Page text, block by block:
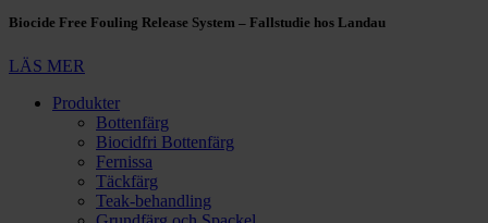
Biocide Free Fouling Release System – Fallstudie hos Landau
LÄS MER
Produkter
Bottenfärg
Biocidfri Bottenfärg
Fernissa
Täckfärg
Teak-behandling